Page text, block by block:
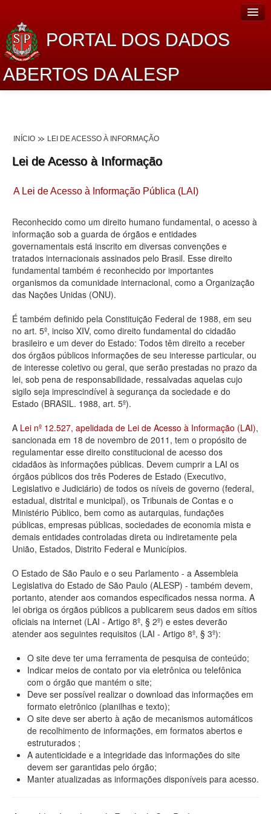
PORTAL DOS DADOS
ABERTOS DA ALESP
Lei de Acesso à Informação
Dados Governamentais Abertos
Planejamento
Catálogo de dados
Processo Legislativo
Deputados Estaduais
Administração
Legislação
Agenda
Perguntas frequentes
Contato
INÍCIO LEI DE ACESSO À INFORMAÇÃO
Lei de Acesso à Informação
A Lei de Acesso à Informação Pública (LAI)
Reconhecido como um direito humano fundamental, o acesso à
informação sob a guarda de órgãos e entidades
governamentais está inscrito em diversas convenções e
tratados internacionais assinados pelo Brasil. Esse direito
fundamental também é reconhecido por importantes
organismos da comunidade internacional, como a Organização
das Nações Unidas (ONU).
É também definido pela Constituição Federal de 1988, em seu
no art. 5º, inciso XIV, como direito fundamental do cidadão
brasileiro e um dever do Estado: Todos têm direito a receber
dos órgãos públicos informações de seu interesse particular, ou
de interesse coletivo ou geral, que serão prestadas no prazo da
lei, sob pena de responsabilidade, ressalvadas aquelas cujo
sigilo seja imprescindível à segurança da sociedade e do
Estado (BRASIL. 1988, art. 5º).
A Lei nº 12.527, apelidada de Lei de Acesso à Informação (LAI),
sancionada em 18 de novembro de 2011, tem o propósito de
regulamentar esse direito constitucional de acesso dos
cidadãos às informações públicas. Devem cumprir a LAI os
órgãos públicos dos três Poderes de Estado (Executivo,
Legislativo e Judiciário) de todos os níveis de governo (federal,
estadual, distrital e municipal), os Tribunais de Contas e o
Ministério Público, bem como as autarquias, fundações
públicas, empresas públicas, sociedades de economia mista e
demais entidades controladas direta ou indiretamente pela
União, Estados, Distrito Federal e Municípios.
O Estado de São Paulo e o seu Parlamento - a Assembleia
Legislativa do Estado de São Paulo (ALESP) - também devem,
portanto, atender aos comandos especificados nessa norma. A
lei obriga os órgãos públicos a publicarem seus dados em sítios
oficiais na internet (LAI - Artigo 8º, § 2º) e estes deverão
atender aos seguintes requisitos (LAI - Artigo 8º, § 3º):
O site deve ter uma ferramenta de pesquisa de conteúdo;
Indicar meios de contato por via eletrônica ou telefônica
com o órgão que mantém o site;
Deve ser possível realizar o download das informações em
formato eletrônico (planilhas e texto);
O site deve ser aberto à ação de mecanismos automáticos
de recolhimento de informações, em formatos abertos e
estruturados ;
A autenticidade e a integridade das informações do site
devem ser garantidas pelo órgão;
Manter atualizadas as informações disponíveis para acesso.